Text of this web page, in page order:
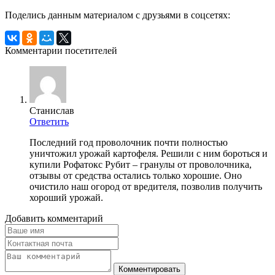
Поделись данным материалом с друзьями в соцсетях:
Комментарии посетителей
Станислав
Ответить
Последний год проволочник почти полностью
уничтожил урожай картофеля. Решили с ним бороться и
купили Рофатокс Рубит – гранулы от проволочника,
отзывы от средства остались только хорошие. Оно
очистило наш огород от вредителя, позволив получить
хороший урожай.
Добавить комментарий